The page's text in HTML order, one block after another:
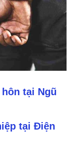
tại Ngũ
tại Điện